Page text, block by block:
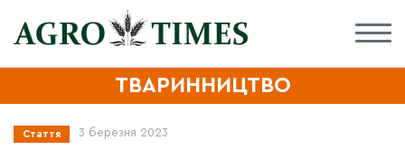
ТВАРИННИЦТВО
Стаття 3 березня 2023